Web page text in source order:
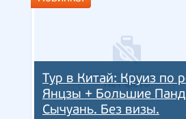
Тур в Китай: Круиз по
Янцзы + Большие
Сычуань. Без визы.